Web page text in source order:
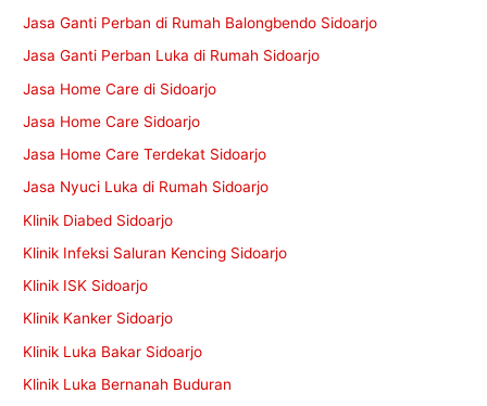
Jasa Ganti Perban di Rumah Balongbendo Sidoarjo
Jasa Ganti Perban Luka di Rumah Sidoarjo
Jasa Home Care di Sidoarjo
Jasa Home Care Sidoarjo
Jasa Home Care Terdekat Sidoarjo
Jasa Nyuci Luka di Rumah Sidoarjo
Klinik Diabed Sidoarjo
Klinik Infeksi Saluran Kencing Sidoarjo
Klinik ISK Sidoarjo
Klinik Kanker Sidoarjo
Klinik Luka Bakar Sidoarjo
Klinik Luka Bernanah Buduran